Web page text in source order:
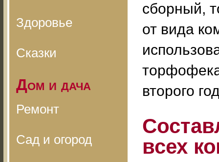
Здоровье
Сказки
Дом и дача
Ремонт
Сад и огород
сборный,
от вида
второго
всех